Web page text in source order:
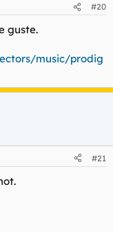
#20
guste.
music/prodig
#21